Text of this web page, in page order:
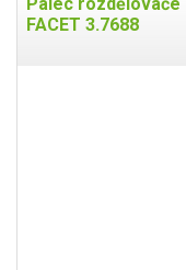
FACET 3.7688